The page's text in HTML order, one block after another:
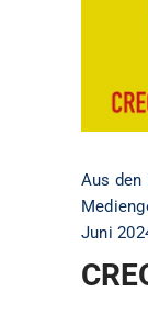
Aus den
Juni